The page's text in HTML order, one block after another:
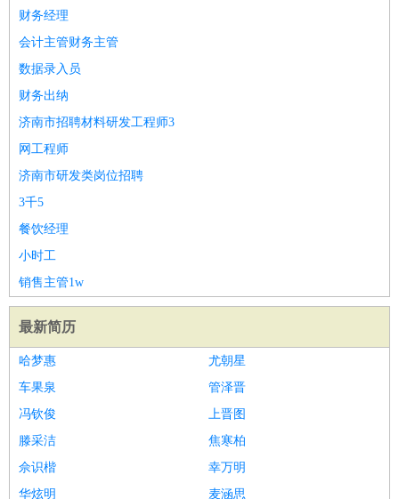
财务经理
会计主管财务主管
数据录入员
财务出纳
济南市招聘材料研发工程师3
网工程师
济南市研发类岗位招聘
3千5
餐饮经理
小时工
销售主管1w
最新简历
哈梦惠
尤朝星
车果泉
管泽晋
冯钦俊
上晋图
滕采洁
焦寒柏
佘识楷
幸万明
华炫明
麦涵思